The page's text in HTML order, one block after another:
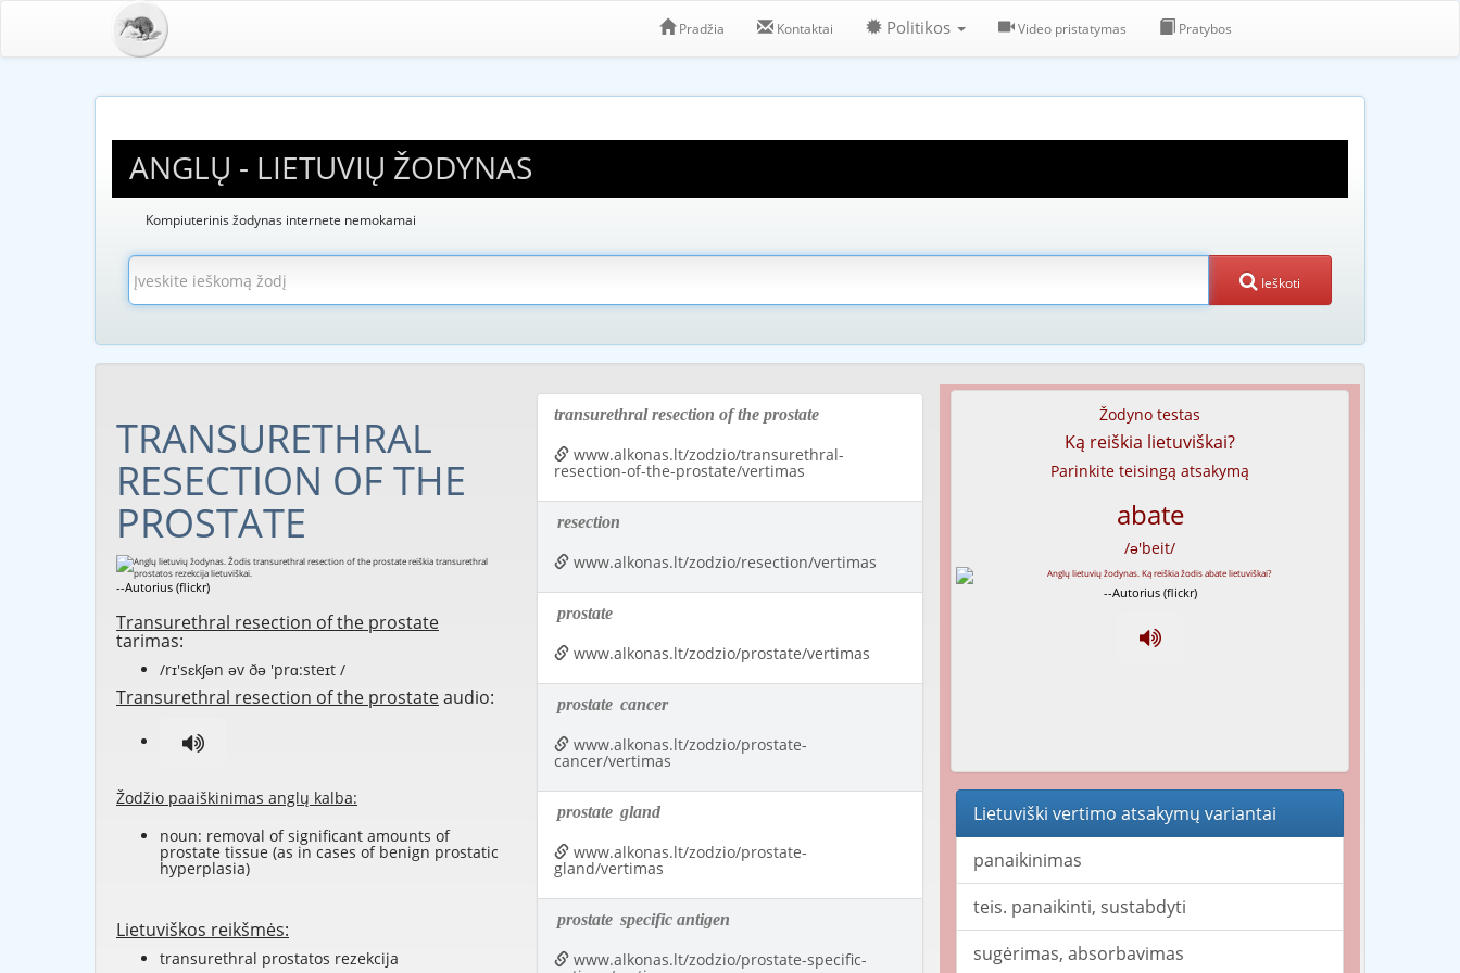
Pradžia Kontaktai Politikos Video pristatymas Pratybos
ANGLŲ - LIETUVIŲ ŽODYNAS
Kompiuterinis žodynas internete nemokamai
Ieškoti
TRANSURETHRAL
RESECTION OF THE
PROSTATE
--Autorius (flickr)
Transurethral resection of the prostate
tarimas:
/rɪ'sɛkʃən əv ðə 'prɑ:steɪt /
Transurethral resection of the prostateaudio:
Žodžio paaiškinimas anglų kalba:
noun: removal of significant amounts of
prostate tissue (as in cases of benign prostatic
hyperplasia)
Lietuviškos reikšmės:
transurethral prostatos rezekcija
transurethral resection of the prostate
www.alkonas.lt/zodzio/transurethral-
resection-of-the-prostate/vertimas
resection
www.alkonas.lt/zodzio/resection/vertimas
prostate
www.alkonas.lt/zodzio/prostate/vertimas
prostate cancer
www.alkonas.lt/zodzio/prostate-
cancer/vertimas
prostate gland
www.alkonas.lt/zodzio/prostate-
gland/vertimas
prostate specific antigen
www.alkonas.lt/zodzio/prostate-specific-
Žodyno testas
Ką reiškia lietuviškai?
Parinkite teisingą atsakymą
abate
/ə'beit/
--Autorius (flickr)
Lietuviški vertimo atsakymų variantai
panaikinimas
teis. panaikinti, sustabdyti
sugėrimas, absorbavimas